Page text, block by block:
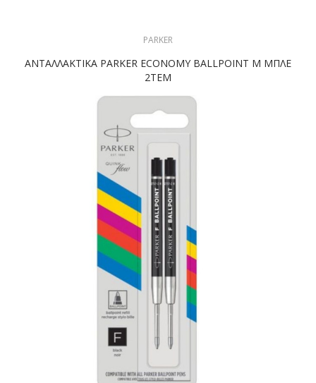
PARKER
ΑΝΤΑΛΛΑΚΤΙΚΑ PARKER ECONOMY BALLPOINT M ΜΠΛΕ
2ΤΕΜ